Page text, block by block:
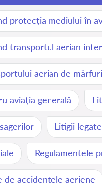
protecția mediului în
transportul aerian
aerian de mărfuri
aviația generală
Litigii
Regulamentele
de accidentele aeriene